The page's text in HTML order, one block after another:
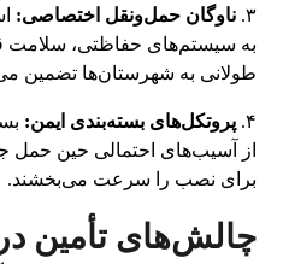
۳. ناوگان حمل‌ونقل اختصاصی:
به سیستم‌های حفاظتی، سلامت
طولانی به شهرستان‌ها تضمین
۴. پروتکل‌های بسته‌بندی ایمن:
از آسیب‌های احتمالی حین حمل
برای نصب را سرعت می‌بخشند.
چالش‌های تأمین